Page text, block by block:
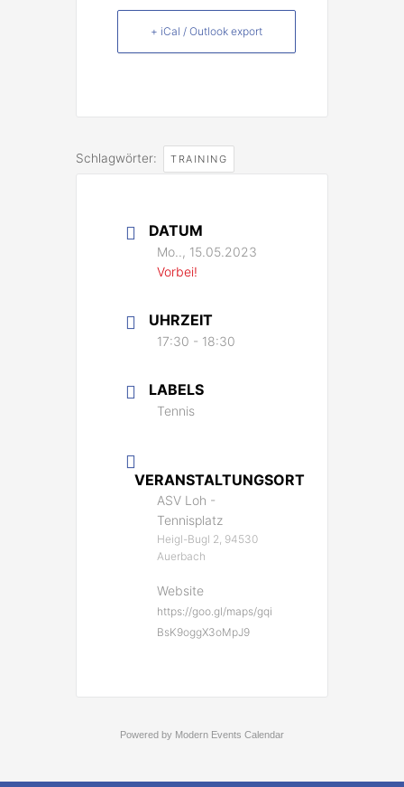
+ iCal / Outlook export
Schlagwörter: TRAINING
DATUM
Mo.., 15.05.2023
Vorbei!
UHRZEIT
17:30 - 18:30
LABELS
Tennis
VERANSTALTUNGSORT
ASV Loh -
Tennisplatz
Heigl-Bugl 2, 94530
Auerbach
Website
https://goo.gl/maps/gqi
BsK9oggX3oMpJ9
Powered by Modern Events Calendar